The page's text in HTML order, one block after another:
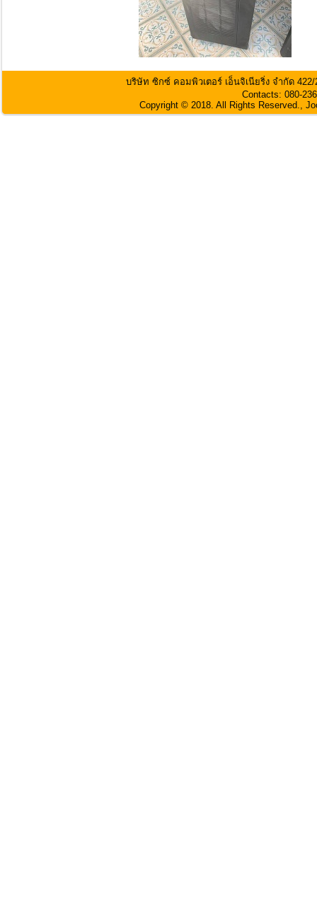
บริษัท ซิกซ์ คอมพิวเตอร์ เอ็นจิเนียริ่ง จำกัด
Contacts: 080-
Copyright © 2018. All Rights Reserved.,